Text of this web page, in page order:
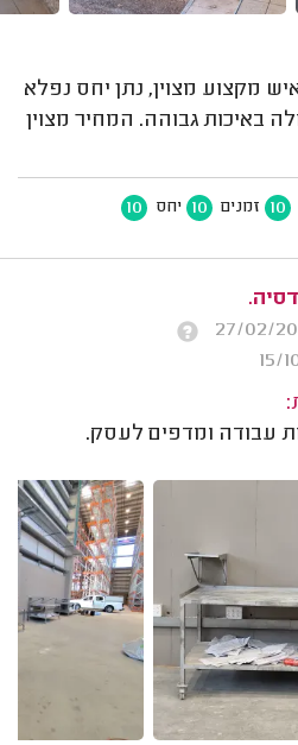
מקצוע מצוין, נתן יחס נפלא
באיכות גבוהה. המחיר מצוין
10 זמנים 10 יחס 10
עבודה ומדפים לעסק.